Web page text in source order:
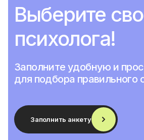
Выберите
психолога!
Заполните удобную и
для подбора правильного
Заполнить анкету